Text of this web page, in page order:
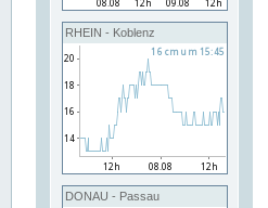
RHEIN - Koblenz
DONAU - Passau